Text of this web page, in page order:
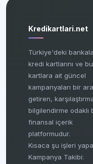
Kredikartlari.net
Türkiye'deki
kredi kartlarını ve bu
kartlara ait güncel
kampanyaları bir
getiren,
bilgilendirme odaklı
finansal içerik
platformudur.
Kısaca şu işleri
Kampanya Takibi: